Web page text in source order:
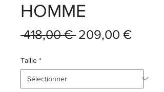
HOMME
418,00 € Prix
209,00 €Prix
Taille *